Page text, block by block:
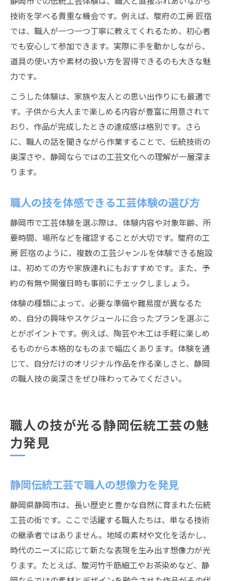
技術を学べる貴重な機会です。例えば、駿府の工房 匠宿
では、職人が一つ一つ丁寧に教えてくれるため、初心者
でも安心して参加できます。実際に手を動かしながら、
道具の使い方や素材の扱い方を習得できるのも大きな魅
力です。
こうした体験は、家族や友人との思い出作りにも最適で
す。子供から大人まで楽しめる内容が豊富に用意されて
おり、作品が完成したときの達成感は格別です。さら
に、職人の話を聞きながら作業することで、伝統技術の
奥深さや、静岡ならではの工芸文化への理解が一層深ま
ります。
職人の技を体感できる工芸体験の選び方
静岡市で工芸体験を選ぶ際は、体験内容や対象年齢、所
要時間、場所などを確認することが大切です。駿府の工
房 匠宿のように、複数の工芸ジャンルを体験できる施設
は、初めての方や家族連れにもおすすめです。また、予
約の有無や開催日時も事前にチェックしましょう。
体験の種類によって、必要な準備や難易度が異なるた
め、自分の興味やスケジュールに合ったプランを選ぶこ
とがポイントです。例えば、陶芸や木工は手軽に楽しめ
るものから本格的なものまで幅広くあります。体験を通
じて、自分だけのオリジナル作品を作る楽しさと、静岡
の職人技の奥深さをぜひ味わってみてください。
職人の技が光る静岡伝統工芸の魅
力発見
静岡伝統工芸で職人の想像力を発見
静岡県静岡市は、長い歴史と豊かな自然に育まれた伝統
工芸の街です。ここで活躍する職人たちは、単なる技術
の継承者ではありません。地域の素材や文化を活かし、
時代のニーズに応じて新たな表現を生み出す想像力が光
ります。たとえば、駿河竹千筋細工やお茶染めなど、静